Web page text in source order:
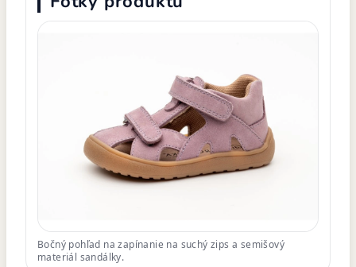
Bočný pohľad na zapínanie na suchý zips a semišový
materiál sandálky.